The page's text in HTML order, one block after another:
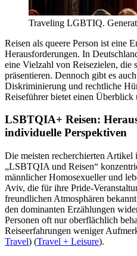
Traveling LGBTIQ.
Reisen als queere Person ist eine
Herausforderungen. In
eine Vielzahl von Reisezielen,
präsentieren. Dennoch gibt es
Diskriminierung und rechtliche
Reiseführer bietet einen Überblick
LSBTQIA+ Reisen:
individuelle Perspektiven
Die meisten recherchierten Artikel
„LSBTQIA und Reisen“
männlicher Homosexueller und
Aviv, die für ihre Pride-
freundlichen Atmosphären
den dominanten Erzählungen
Personen oft nur oberflächlich
Reiseerfahrungen weniger
Travel)​​ (Travel + Leisure)​.